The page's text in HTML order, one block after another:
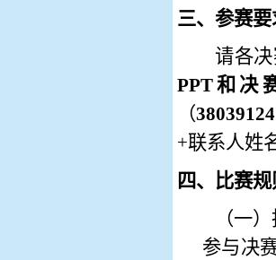
三、 参赛要
请各
PPT和决
（
+联系人姓
四、比赛规
（一）
参与决